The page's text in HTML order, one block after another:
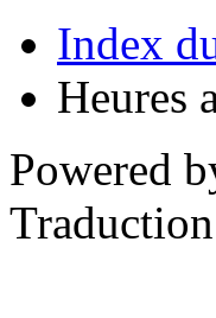
Index
Heures
Powered